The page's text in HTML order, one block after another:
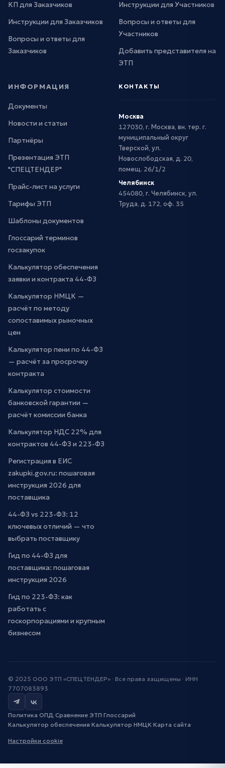
КП для Заказчиков
Инструкции для Заказчиков
Вопросы и ответы для
Заказчиков
Инструкции для Участников
Вопросы и ответы для
Участников
Добавить представителя на
ЭТП
ИНФОРМАЦИЯ
Документы
Новости и статьи
Партнёры
Презентация ЭТП
"СПЕЦТЕНДЕР"
Прайс-лист на услуги
Тарифы ЭТП
Шаблоны документов
Глоссарий терминов
госзакупок
Калькулятор обеспечения
заявки и контракта 44-ФЗ
Калькулятор НМЦК —
расчёт по методу
сопоставимых рыночных
цен
Калькулятор пени по 44-ФЗ
— расчёт за просрочку
контракта
Калькулятор стоимости
банковской гарантии —
расчёт комиссии банка
Калькулятор НДС 22% для
контрактов 44-ФЗ и 223-ФЗ
Регистрация в ЕИС
zakupki.gov.ru: пошаговая
инструкция 2026 для
поставщика
44-ФЗ vs 223-ФЗ: 12
ключевых отличий — что
выбрать поставщику
Гид по 44-ФЗ для
поставщика: пошаговая
инструкция 2026
Гид по 223-ФЗ: как
работать с
госкорпорациями и крупным
бизнесом
КОНТАКТЫ
Москва
127030, г. Москва, вн. тер. г.
муниципальный округ
Тверской, ул.
Новослободская, д. 20,
помещ. 26/1/2
Челябинск
454080, г. Челябинск, ул.
Труда, д. 172, оф. 35
© 2025 ООО ЭТП «СПЕЦТЕНДЕР» · Все права защищены · ИНН
7707083893
Политика ОПД·Сравнение ЭТП·Глоссарий·
Калькулятор обеспечения·Калькулятор НМЦК·Карта сайта·
Настройки cookie